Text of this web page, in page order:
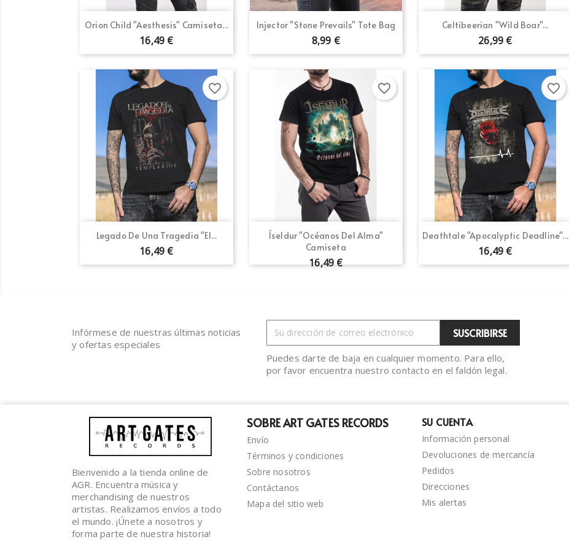
Orion Child "Aesthesis" Camiseta...
16,49 €
Vista rápida Injector "Stone Prevails" Tote Bag
8,99 €
Vista rápida Celtibeerian "Wild Boar"...
26,99 €
Vista rápida
Legado De Una Tragedia "El...
16,49 €
Vista rápida
favorite_border
Íseldur "Océanos Del Alma"
Camiseta
16,49 €
Vista rápida
favorite_border
Deathtale "Apocalyptic Deadline"...
16,49 €
Vista rápida
favorite_border
Infórmese de nuestras últimas noticias
y ofertas especiales
Puedes darte de baja en cualquier momento. Para ello,
por favor encuentra nuestro contacto en el faldón legal.
Bienvenido a la tienda online de
AGR. Encuentra música y
merchandising de nuestros
artistas. Realizamos envíos a todo
el mundo. ¡Únete a nosotros y
forma parte de nuestra historia!
SOBRE ART GATES RECORDS
Envío
Términos y condiciones
Sobre nosotros
Contáctanos
Mapa del sitio web
SU CUENTA
Información personal
Devoluciones de mercancía
Pedidos
Direcciones
Mis alertas